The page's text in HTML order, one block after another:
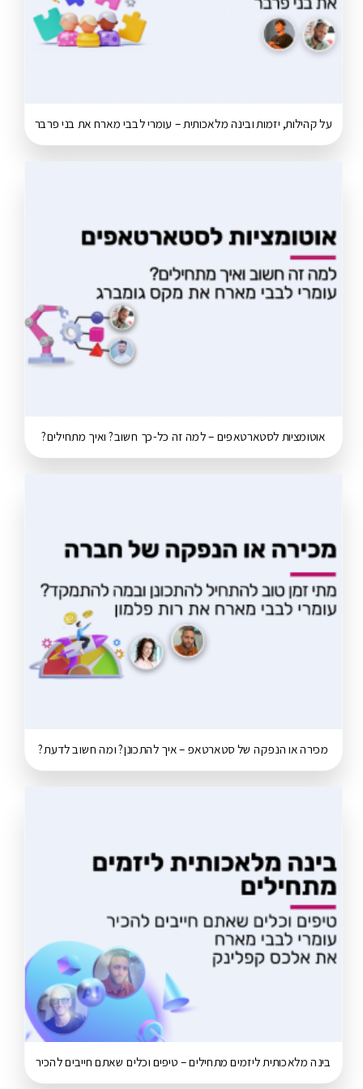
RECENT
על קהילות, יזמות ובינה מלאכותית – עומרי לבבי מארח את בני פרבר
אוטומציות לסטארטאפים – למה זה כל-כך חשוב? ואיך מתחילים?
מכירה או הנפקה של סטארטאפ – איך להתכונן? ומה חשוב לדעת?
בינה מלאכותית ליזמים מתחילים – טיפים וכלים שאתם חייבים להכיר